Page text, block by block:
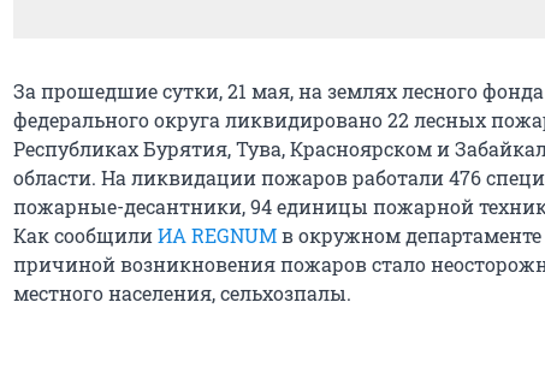
За прошедшие сутки, 21 мая, на землях лесного
федерального округа ликвидировано 22 лесных
Республиках Бурятия, Тува, Красноярском и
области. На ликвидации пожаров работали 476
пожарные-десантники, 94 единицы пожарной
Как сообщилиИА REGNUMв окружном департаменте
причиной возникновения пожаров стало
местного населения, сельхозпалы.